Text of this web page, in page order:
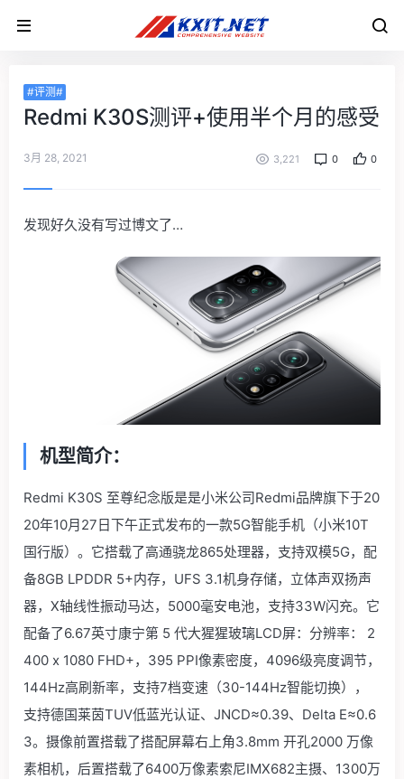
#评测#
Redmi K30S测评+使用半个月的感受
3月 28, 2021 3,221 0 0
发现好久没有写过博文了…
机型简介：
Redmi K30S 至尊纪念版是是小米公司Redmi品牌旗下于20
20年10月27日下午正式发布的一款5G智能手机（小米10T
国行版）。它搭载了高通骁龙865处理器，支持双模5G，配
备8GB LPDDR 5+内存，UFS 3.1机身存储，立体声双扬声
器，X轴线性振动马达，5000毫安电池，支持33W闪充。它
配备了6.67英寸康宁第 5 代大猩猩玻璃LCD屏：分辨率： 2
400 x 1080 FHD+，395 PPI像素密度，4096级亮度调节，
144Hz高刷新率，支持7档变速（30-144Hz智能切换），
支持德国莱茵TUV低蓝光认证、JNCD≈0.39、Delta E≈0.6
3。摄像前置搭载了搭配屏幕右上角3.8mm 开孔2000 万像
素相机，后置搭载了6400万像素索尼IMX682主摄、1300万